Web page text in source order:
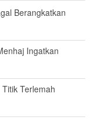
Berangkatkan
Ingatkan
Terlemah